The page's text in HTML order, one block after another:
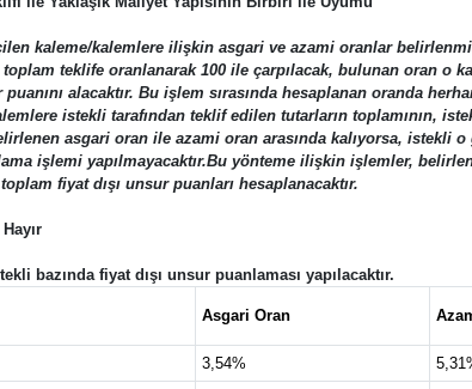
kaleme/kalemlere ilişkin asgari ve azami oranlar
teklife oranlanarak 100 ile çarpılacak, bulunan oran o
alacaktır. Bu işlem sırasında hesaplanan oranda
istekli tarafından teklif edilen tutarların toplamının,
asgari oran ile azami oran arasında kalıyorsa, istekli o
işlemi yapılmayacaktır.Bu yönteme ilişkin işlemler,
fiyat dışı unsur puanları hesaplanacaktır.
Hayır
bazında fiyat dışı unsur puanlaması yapılacaktır.
Asgari Oran
3,54%